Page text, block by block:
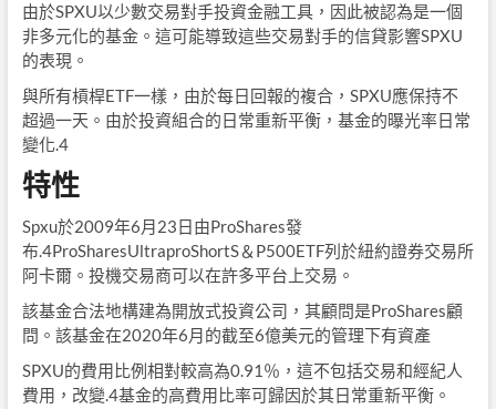
由於SPXU以少數交易對手投資金融工具，因此被認為是一個
非多元化的基金。這可能導致這些交易對手的信貸影響SPXU
的表現。
與所有槓桿ETF一樣，由於每日回報的複合，SPXU應保持不
超過一天。由於投資組合的日常重新平衡，基金的曝光率日常
變化.4
特性
Spxu於2009年6月23日由ProShares發
布.4ProSharesUltraproShortS＆P500ETF列於紐約證券交易所
阿卡爾。投機交易商可以在許多平台上交易。
該基金合法地構建為開放式投資公司，其顧問是ProShares顧
問。該基金在2020年6月的截至6億美元的管理下有資產
SPXU的費用比例相對較高為0.91％，這不包括交易和經紀人
費用，改變.4基金的高費用比率可歸因於其日常重新平衡。